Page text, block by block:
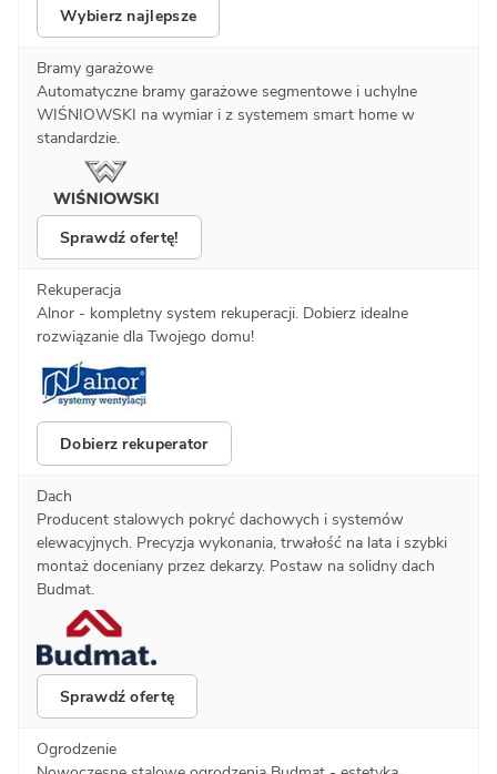
Wybierz najlepsze
Bramy garażowe
Automatyczne bramy garażowe segmentowe i uchylne
WIŚNIOWSKI na wymiar i z systemem smart home w
standardzie.
Sprawdź ofertę!
Rekuperacja
Alnor - kompletny system rekuperacji. Dobierz idealne
rozwiązanie dla Twojego domu!
Dobierz rekuperator
Dach
Producent stalowych pokryć dachowych i systemów
elewacyjnych. Precyzja wykonania, trwałość na lata i szybki
montaż doceniany przez dekarzy. Postaw na solidny dach
Budmat.
Sprawdź ofertę
Ogrodzenie